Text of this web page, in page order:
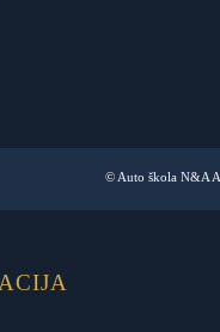
© Auto škola N&A